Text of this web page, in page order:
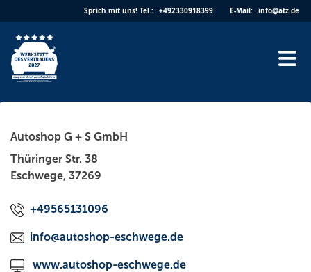
to
content
Sprich mit uns! Tel.: +492330918399 E-Mail: info@atz.de
Autoshop G + S GmbH
Thüringer Str. 38
Eschwege, 37269
+49565131096
info@autoshop-eschwege.de
www.autoshop-eschwege.de